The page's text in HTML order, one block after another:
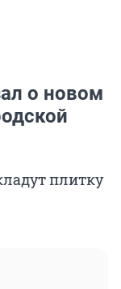
о новом
плитку